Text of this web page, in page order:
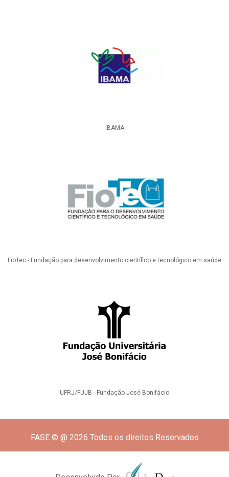
IBAMA
FioTec - Fundação para desenvolvimento científico e tecnológico em saúde
UFRJ/FUJB - Fundação José Bonifácio
FASE © @ 2026 Todos os direitos Reservados